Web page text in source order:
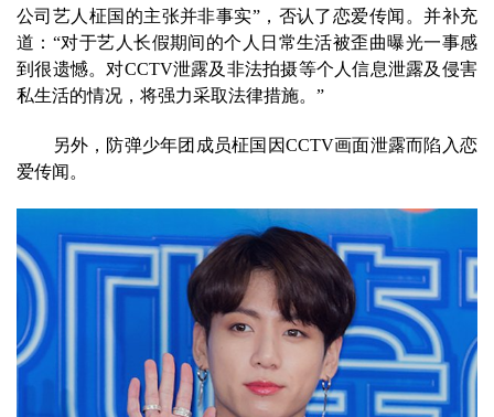
公司艺人柾国的主张并非事实”，否认了恋爱传闻。并补充
道：“对于艺人长假期间的个人日常生活被歪曲曝光一事感
到很遗憾。对CCTV泄露及非法拍摄等个人信息泄露及侵害
私生活的情况，将强力采取法律措施。”
另外，防弹少年团成员柾国因CCTV画面泄露而陷入恋
爱传闻。